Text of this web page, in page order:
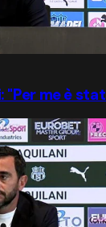
"Per me è